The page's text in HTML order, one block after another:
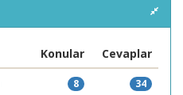
Konular
Cevaplar
8 34